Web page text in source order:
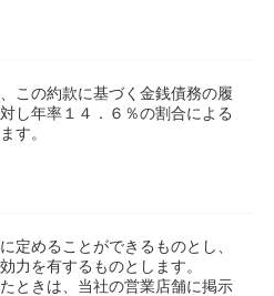
この約款に基づく金銭債務の履
し年率１４．６％の割合による
す。
定めることができるものとし、
力を有するものとします。
ときは、当社の営業店舗に掲示